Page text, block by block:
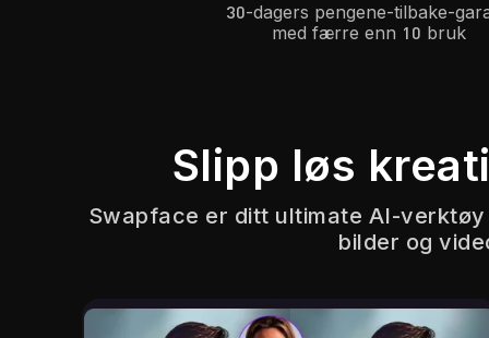
30-dagers pengene-tilbake-
med færre enn 10 bruk
Slipp løs
Swapface er ditt ultimate AI-
bilder og